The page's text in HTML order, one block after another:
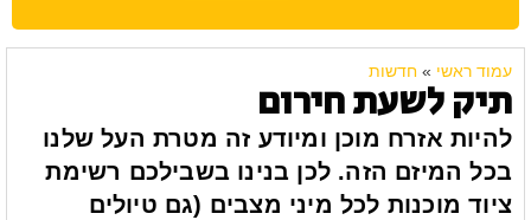
עמוד ראשי » חדשות
תיק לשעת חירום
להיות אזרח מוכן ומיודע זה מטרת העל שלנו
בכל המיזם הזה. לכן בנינו בשבילכם רשימת
ציוד מוכנות לכל מיני מצבים (גם טיולים